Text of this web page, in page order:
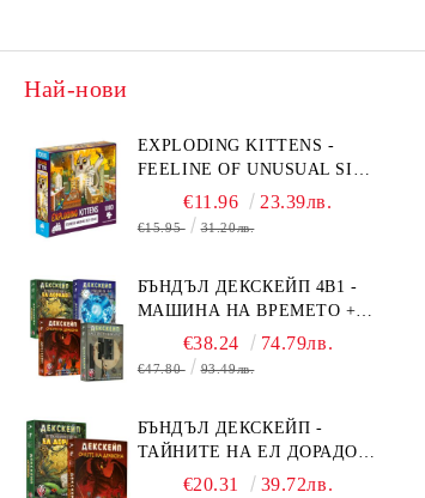
Най-нови
EXPLODING KITTENS -
FEELINE OF UNUSUAL SIZE
- ПЪЗЕЛ - 1000 ЧАСТИ -
ПРЕОЦЕНЕН - СРЕДНА
€11.96 23.39лв.
€15.95 31.20лв.
БЪНДЪЛ ДЕКСКЕЙП 4В1 -
МАШИНА НА ВРЕМЕТО +
БЯГСТВО ОТ АЛКАТРАЗ +
ТАЙНИТЕ НА ЕЛ ДОРАДО +
€38.24 74.79лв.
€47.80 93.49лв.
БЪНДЪЛ ДЕКСКЕЙП -
ТАЙНИТЕ НА ЕЛ ДОРАДО +
ОЧИТЕ НА ДРАКОНА
€20.31 39.72лв.